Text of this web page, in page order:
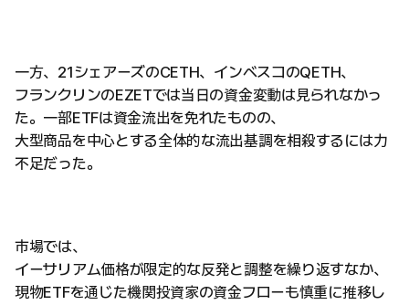
一方、21シェアーズのCETH、インベスコのQETH、
フランクリンのEZETでは当日の資金変動は見られなかっ
た。一部ETFは資金流出を免れたものの、
大型商品を中心とする全体的な流出基調を相殺するには力
不足だった。
市場では、
イーサリアム価格が限定的な反発と調整を繰り返すなか、
現物ETFを通じた機関投資家の資金フローも慎重に推移し